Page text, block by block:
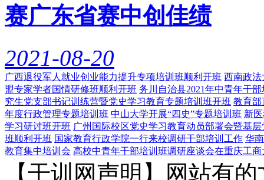
赛广东省赛中创佳绩
2021-08-20
广西退役军人就业创业能力提升专项培训班顺利开班 西南政法
盟专家学者国情研修班顺利开班 务川自治县2021年中青年干
究生党支部书记训练营暨党史学习教育专题培训班开班 教育部
年度行政管理专题培训班 中山大学开展“四史”专题培训班 新
学习研讨班开班 广州国际校区党史学习教育动员部署会暨基
班顺利开班 国家教育行政学院一行来校调研干部培训工作 华
教育集中培训会 高校中青年干部培训班调研座谈会在重庆工商
【干训网声明】网站有